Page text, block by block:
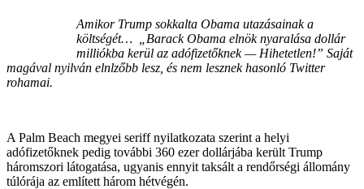
Amikor Trump sokkalta Obama utazásainak a
költségét… „Barack Obama elnök nyaralása dollár
milliókba kerül az adófizetőknek — Hihetetlen!” Saját
magával nyilván elnlzőbb lesz, és nem lesznek hasonló Twitter
rohamai.
A Palm Beach megyei seriff nyilatkozata szerint a helyi
adófizetőknek pedig további 360 ezer dollárjába került Trump
háromszori látogatása, ugyanis ennyit taksált a rendőrségi állomány
túlórája az említett három hétvégén.